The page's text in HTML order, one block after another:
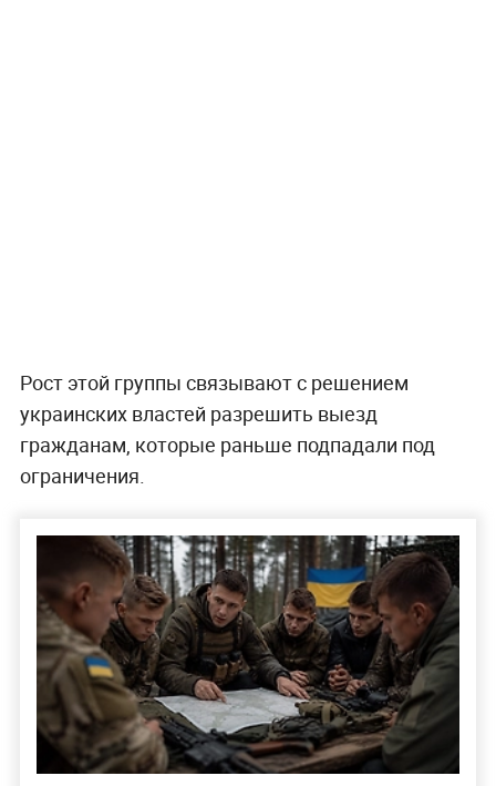
Рост этой группы связывают с решением
украинских властей разрешить выезд
гражданам, которые раньше подпадали под
ограничения.